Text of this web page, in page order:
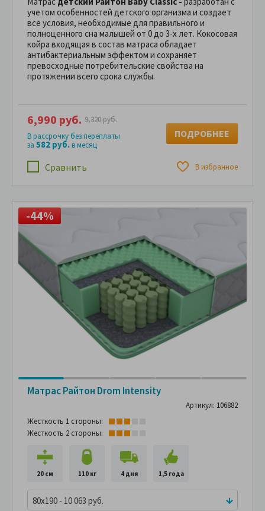
учетом особенностей детского организма и создает
все условия, необходимые для правильного и
полноценного сна малышей от 0 до 3-х лет. Кокосовая
койра входящая в состав матраса обладает
антибактериальным эффектом и сохраняет
превосходные потребительские свойства на
протяжении всего срока службы.
Сравнить В избранное
6,990 руб. 9,320 руб.
В рассрочку без переплаты
за 582 руб.в месяц
ПОДРОБНЕЕ
-44%
Матрас Райтон Drom Intensity
Артикул: 106882
Жесткость 1 стороны:
Жесткость 2 стороны:
20 см 110 кг 4 дня 1,5 года
80x190 - 10 063 руб.